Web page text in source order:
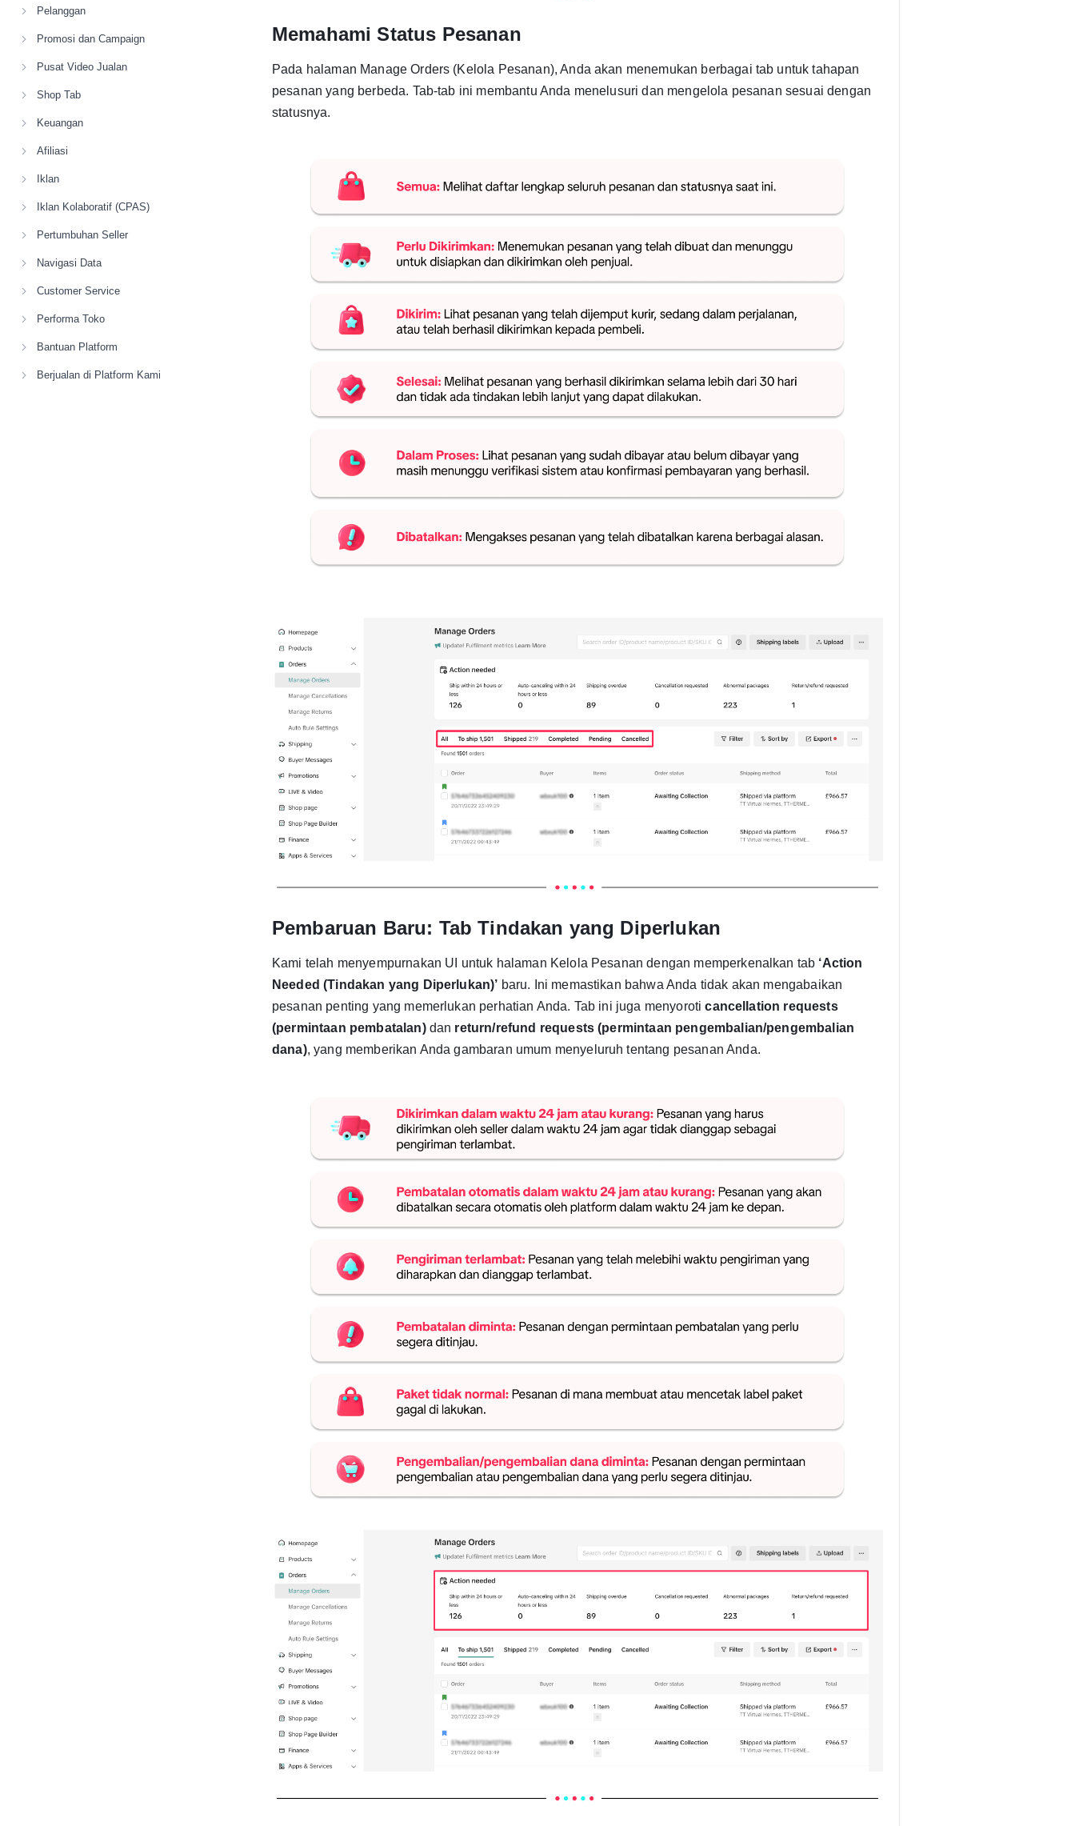
Pelanggan
Promosi dan Campaign
Pusat Video Jualan
Shop Tab
Keuangan
Afiliasi
Iklan
Iklan Kolaboratif (CPAS)
Pertumbuhan Seller
Navigasi Data
Customer Service
Performa Toko
Bantuan Platform
Berjualan di Platform Kami
Memahami Status Pesanan
Pada halaman Manage Orders (Kelola Pesanan), Anda akan menemukan berbagai tab untuk tahapan
pesanan yang berbeda. Tab-tab ini membantu Anda menelusuri dan mengelola pesanan sesuai dengan
statusnya.
Pembaruan Baru: Tab Tindakan yang Diperlukan
Kami telah menyempurnakan UI untuk halaman Kelola Pesanan dengan memperkenalkan tab ‘Action
Needed (Tindakan yang Diperlukan)’ baru. Ini memastikan bahwa Anda tidak akan mengabaikan
pesanan penting yang memerlukan perhatian Anda. Tab ini juga menyoroticancellation requests
(permintaan pembatalan) dan return/refund requests (permintaan pengembalian/pengembalian
dana), yang memberikan Anda gambaran umum menyeluruh tentang pesanan Anda.